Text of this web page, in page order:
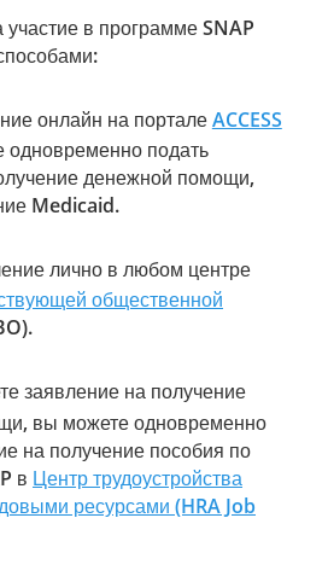
в программе SNAP
онлайн на порталеACCESS
подать
денежной помощи,
Medicaid.
лично в любом центре
общественной
заявление на получение
вы можете одновременно
на получение пособия по
в Центр трудоустройства
ресурсами (HRA Job